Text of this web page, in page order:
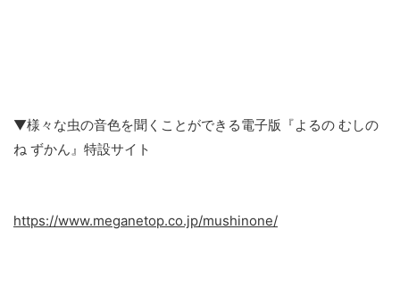
▼様々な虫の音色を聞くことができる電子版『よるの むしの
ね ずかん』特設サイト
https://www.meganetop.co.jp/mushinone/